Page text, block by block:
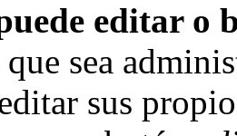
editar o
sea
sus